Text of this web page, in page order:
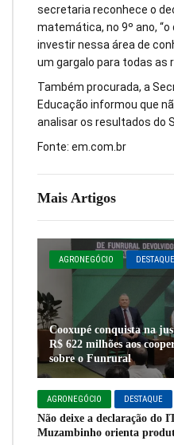
Mais Artigos
AGRONEGÓCIO DESTAQUE
Cooxupé conquista na
R$ 622 milhões aos
sobre o Funrural
AGRONEGÓCIO DESTAQUE
Não deixe a declaração do
Muzambinho orienta
secretaria reconhece o
matemática, no 9º ano,
investir nessa área de
um gargalo para todas as
Também procurada, a
Educação informou que
analisar os resultados do
Fonte: em.com.br